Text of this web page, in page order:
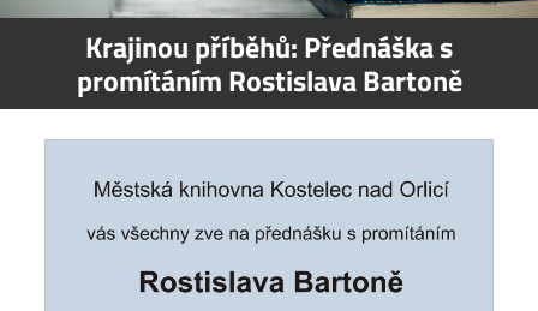
Krajinou příběhů: Přednáška s
promítáním Rostislava Bartoně